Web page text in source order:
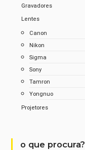
Gravadores
Lentes
Canon
Nikon
Sigma
Sony
Tamron
Yongnuo
Projetores
o que procura?